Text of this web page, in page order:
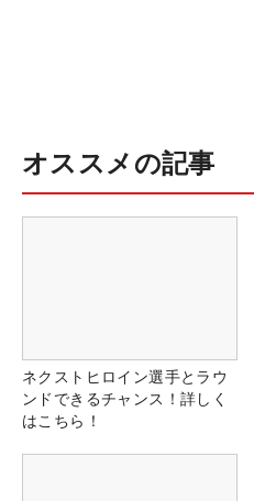
オススメの記事
ネクストヒロイン選手とラウ
ンドできるチャンス！詳しく
はこちら！